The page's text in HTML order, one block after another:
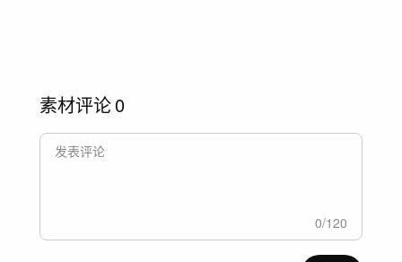
素材评论0
0/120